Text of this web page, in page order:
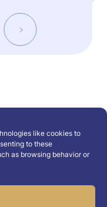
like cookies to
to these
as browsing behavior or
di